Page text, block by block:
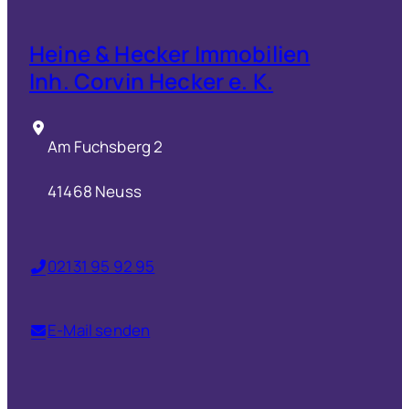
Heine & Hecker Immobilien
Inh. Corvin Hecker e. K.
Am Fuchsberg 2
41468 Neuss
02131 95 92 95
E-Mail senden